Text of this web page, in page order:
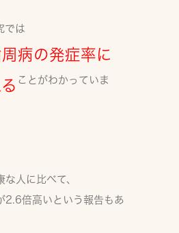
では
病の発症率に
ことがわかっていま
人に比べて、
2.6倍高い という報告もあ